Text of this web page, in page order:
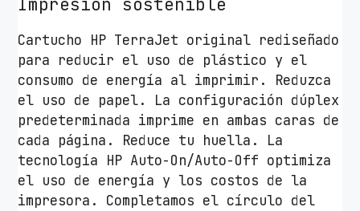
a
d
Impresión sostenible
Cartucho HP TerraJet original rediseñado
para reducir el uso de plástico y el
consumo de energía al imprimir. Reduzca
el uso de papel. La configuración dúplex
predeterminada imprime en ambas caras de
cada página. Reduce tu huella. La
tecnología HP Auto-On/Auto-Off optimiza
el uso de energía y los costos de la
impresora. Completamos el círculo del